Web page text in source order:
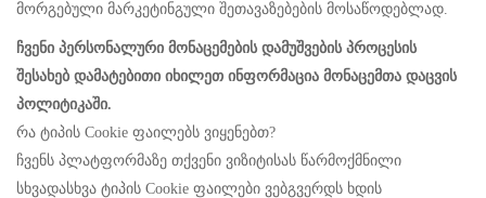
მორგებული მარკეტინგული შეთავაზებების მოსაწოდებლად.
ჩვენი პერსონალური მონაცემების დამუშვების პროცესის
შესახებ დამატებითი იხილეთ ინფორმაცია მონაცემთა დაცვის
პოლიტიკაში.
რა ტიპის Cookie ფაილებს ვიყენებთ?
ჩვენს პლატფორმაზე თქვენი ვიზიტისას წარმოქმნილი
სხვადასხვა ტიპის Cookie ფაილები ვებგვერდს ხდის